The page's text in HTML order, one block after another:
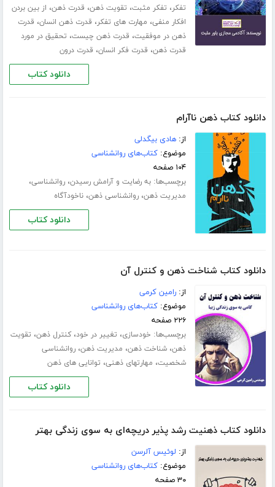
تفکر، تفکر مثبت، تقویت ذهن، قدرت ذهن، از بین بردن
افکار منفی، مهارت های تفکر، قدرت ذهن انسان، قدرت
ذهن در موفقیت، قدرت ذهن چیست، تحقیق در مورد
قدرت ذهن، قدرت فکر انسان، قدرت درون
دانلود کتاب
دانلود کتاب ذهن ناآرام
از:هادی بیگدلی
موضوع:کتاب‌های روانشناسی
۱۰۴ صفحه
برچسب‌ها:به رضایت و آرامش رسیدن،روانشناسی،
مدیریت ذهن،روانشناسی ذهن،ناخودآگاه
دانلود کتاب
دانلود کتاب شناخت ذهن و کنترل آن
از:رامین کرمی
موضوع:کتاب‌های روانشناسی
۲۲۶ صفحه
برچسب‌ها: خودسازی، تغییر در خود،کنترل ذهن، تقویت
ذهن،شناخت ذهن، مدیریت ذهن،روانشناسی
شخصیت، مهارت­های ذهنی، توانایی های ذهن
دانلود کتاب
دانلود کتاب ذهنیت رشد پذیر دریچه‌ای به سوی زندگی بهتر
از: لوئیس آلرسن
موضوع:کتاب‌های روانشناسی
۳۰ صفحه